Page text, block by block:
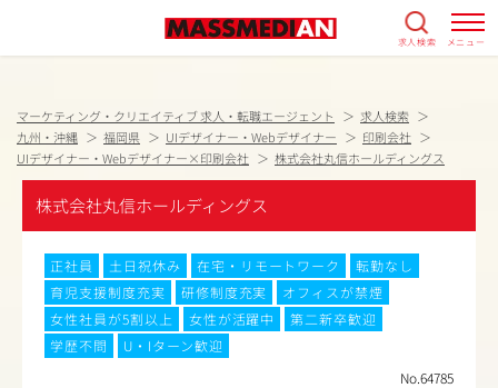
求人検索 メニュー
マーケティング・クリエイティブ 求人・転職エージェント
求人検索
九州・沖縄
福岡県 UIデザイナー・Webデザイナー
印刷会社
UIデザイナー・Webデザイナー×印刷会社
株式会社丸信ホールディングス
株式会社丸信ホールディングス
正社員 土日祝休み 在宅・リモートワーク
転勤なし
育児支援制度充実
研修制度充実
オフィスが禁煙
女性社員が5割以上
女性が活躍中
第二新卒歓迎
学歴不問
U・Iターン歓迎
No.64785